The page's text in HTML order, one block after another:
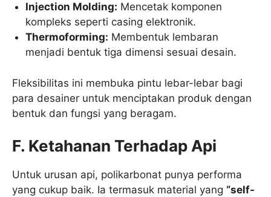
Injection Molding: Mencetak komponen
kompleks seperti casing elektronik.
Thermoforming: Membentuk lembaran
menjadi bentuk tiga dimensi sesuai desain.
Fleksibilitas ini membuka pintu lebar-lebar bagi
para desainer untuk menciptakan produk dengan
bentuk dan fungsi yang beragam.
F. Ketahanan Terhadap Api
Untuk urusan api, polikarbonat punya performa
yang cukup baik. Ia termasuk material yang “self-